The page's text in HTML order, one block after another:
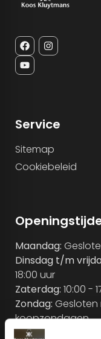
Service
Sitemap
Cookiebeleid
Maandag:
Dinsdag t/m
18:00 uur
Zaterdag: 10:00 -
Zondag: Gesloten
koopzondagen